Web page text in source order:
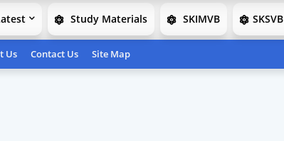
Study Materials SKIMVB SKSVB
Us Contact Us Site Map